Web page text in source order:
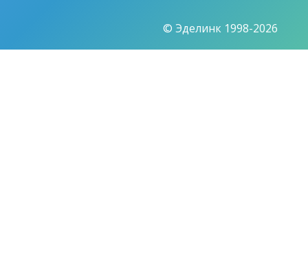
© Эделинк 1998-2026